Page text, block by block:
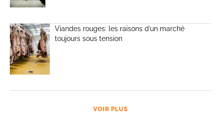
Viandes rouges: les raisons d’un marché
toujours sous tension
VOIR PLUS